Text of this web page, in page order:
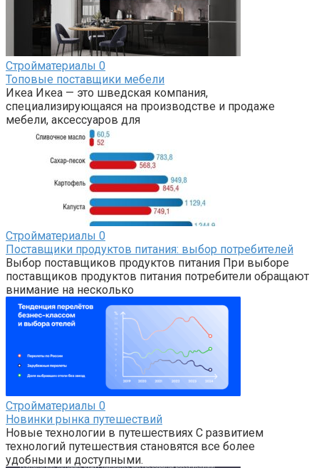
Стройматериалы 0
Топовые поставщики мебели
Икеа Икеа — это шведская компания,
специализирующаяся на производстве и продаже
мебели, аксессуаров для
Стройматериалы 0
Поставщики продуктов питания: выбор потребителей
Выбор поставщиков продуктов питания При выборе
поставщиков продуктов питания потребители обращают
внимание на несколько
Стройматериалы 0
Новинки рынка путешествий
Новые технологии в путешествиях С развитием
технологий путешествия становятся все более
удобными и доступными.